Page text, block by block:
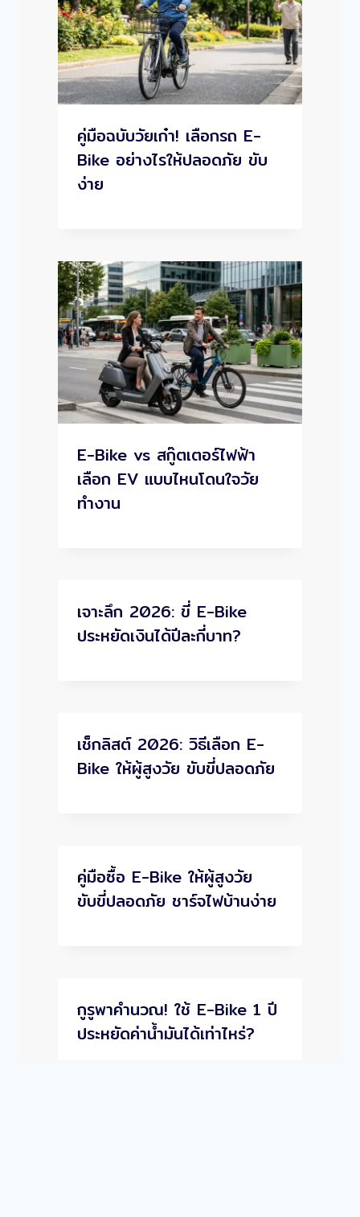
คู่มือฉบับวัยเก๋า! เลือกรถ E-
Bike อย่างไรให้ปลอดภัย ขับ
ง่าย
E-Bike vs สกู๊ตเตอร์ไฟฟ้า
เลือก EV แบบไหนโดนใจวัย
ทำงาน
เจาะลึก 2026: ขี่ E-Bike
ประหยัดเงินได้ปีละกี่บาท?
เช็กลิสต์ 2026: วิธีเลือก E-
Bike ให้ผู้สูงวัย ขับขี่ปลอดภัย
คู่มือซื้อ E-Bike ให้ผู้สูงวัย
ขับขี่ปลอดภัย ชาร์จไฟบ้านง่าย
กูรูพาคำนวณ! ใช้ E-Bike 1 ปี
ประหยัดค่าน้ำมันได้เท่าไหร่?